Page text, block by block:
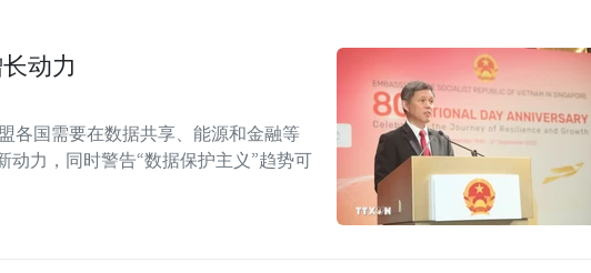
动力
各国需要在数据共享、能源和金融等
力，同时警告“数据保护主义”趋势可